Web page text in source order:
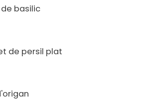
basilic
de persil plat